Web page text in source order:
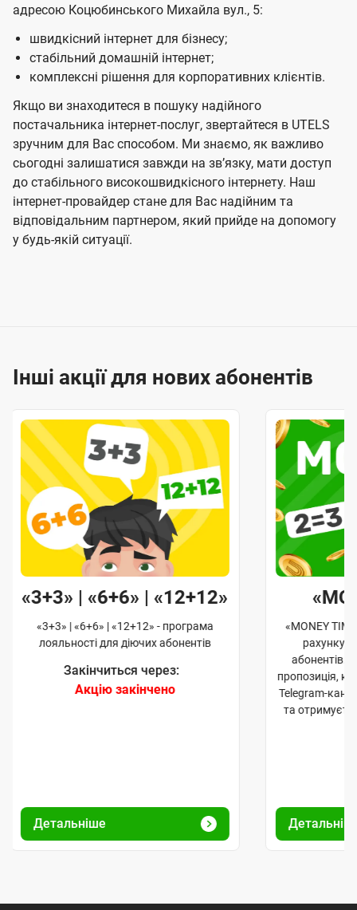
адресою Коцюбинського Михайла вул., 5:
швидкісний інтернет для бізнесу;
стабільний домашній інтернет;
комплексні рішення для корпоративних клієнтів.
Якщо ви знаходитеся в пошуку надійного
постачальника інтернет-послуг, звертайтеся в UTELS
зручним для Вас способом. Ми знаємо, як важливо
сьогодні залишатися завжди на звʼязку, мати доступ
до стабільного високошвидкісного інтернету. Наш
інтернет-провайдер стане для Вас надійним та
відповідальним партнером, який прийде на допомогу
у будь-якій ситуації.
Інші акції для нових абонентів
«3+3» | «6+6» | «12+12»
«3+3» | «6+6» | «12+12» - програма
лояльності для діючих абонентів
Закінчиться через:
Акцію закінчено
Детальніше
«MONEY
рахунку
абонентів.
пропозиція,
Telegram-
та